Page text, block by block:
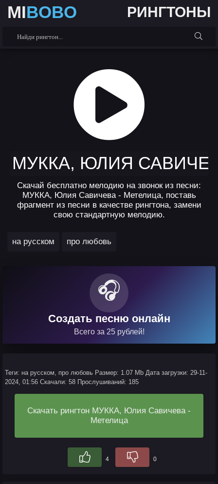
MIBOBO РИНГТОНЫ
МУККА, ЮЛИЯ
Скачай бесплатно мелодию на звонок из песни:
МУККА, Юлия Савичева - Метелица, поставь
фрагмент из песни в качестве рингтона, замени
свою стандартную мелодию.
на русском
про любовь
🎧
Создать песню онлайн
Всего за 25 рублей!
Теги: на русском, про любовь Размер: 1.07 Mb Дата загрузки: 29-11-
2024, 01:56 Скачали: 58 Прослушиваний: 185
Скачать рингтон МУККА, Юлия Савичева -
Метелица
4 0